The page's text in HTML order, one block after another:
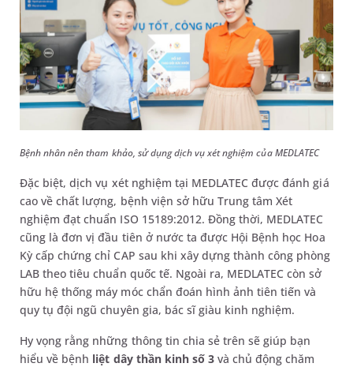
Bệnh nhân nên tham khảo, sử dụng dịch vụ xét nghiệm của MEDLATEC
Đặc biệt, dịch vụ xét nghiệm tại MEDLATEC được đánh giá
cao về chất lượng, bệnh viện sở hữu Trung tâm Xét
nghiệm đạt chuẩn ISO 15189:2012. Đồng thời, MEDLATEC
cũng là đơn vị đầu tiên ở nước ta được Hội Bệnh học Hoa
Kỳ cấp chứng chỉ CAP sau khi xây dựng thành công phòng
LAB theo tiêu chuẩn quốc tế. Ngoài ra, MEDLATEC còn sở
hữu hệ thống máy móc chẩn đoán hình ảnh tiên tiến và
quy tụ đội ngũ chuyên gia, bác sĩ giàu kinh nghiệm.
Hy vọng rằng những thông tin chia sẻ trên sẽ giúp bạn
hiểu về bệnh liệt dây thần kinh số 3và chủ động chăm